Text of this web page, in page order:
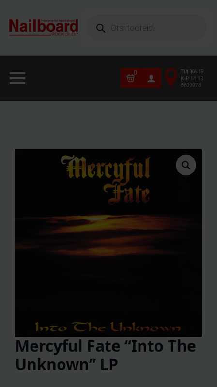
search
0
TULIKA 19
K–R 14-18
6609078
Mercyful Fate “Into The
Unknown” LP